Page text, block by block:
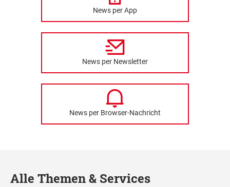
News per App
News per Newsletter
News per Browser-Nachricht
Alle Themen & Services